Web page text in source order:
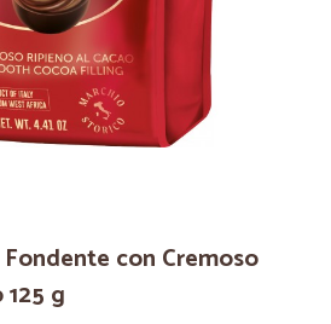
con Cremoso
g